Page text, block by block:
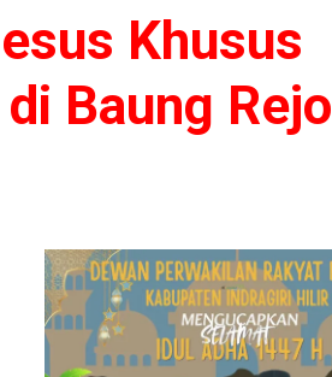
Khusus
Baung Rejo